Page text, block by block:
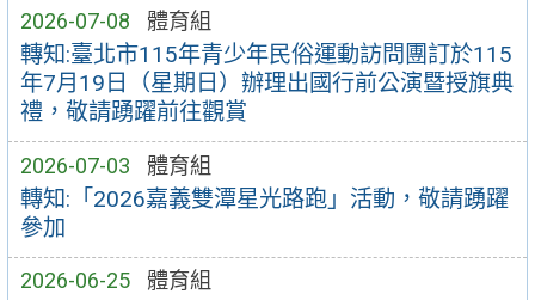
2026-07-08 體育組
轉知:臺北市115年青少年民俗運動訪問團訂於115
年7月19日（星期日）辦理出國行前公演暨授旗典
禮，敬請踴躍前往觀賞
2026-07-03 體育組
轉知:「2026嘉義雙潭星光路跑」活動，敬請踴躍
參加
2026-06-25 體育組